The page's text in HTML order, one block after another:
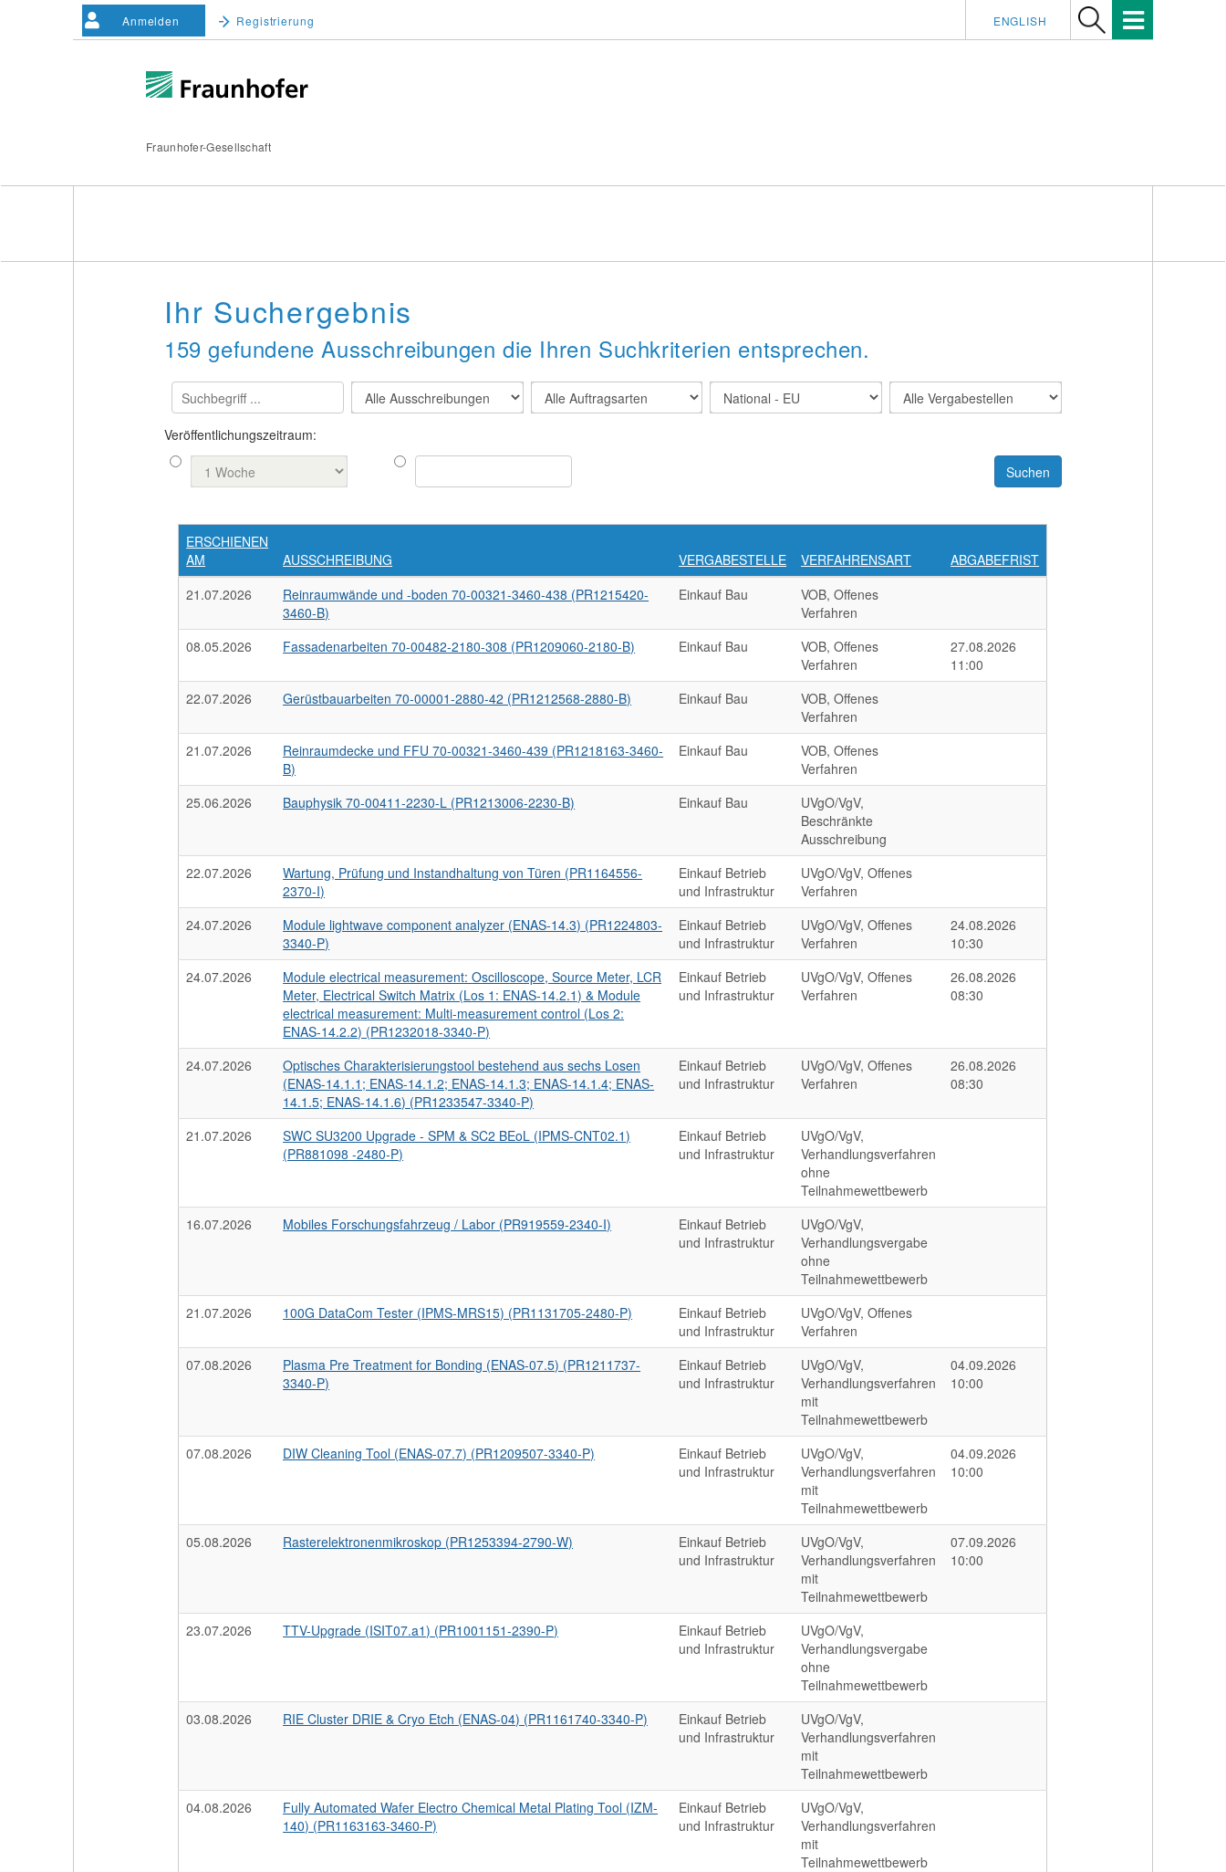
Fraunhofer-Gesellschaft
Anmelden Registrierung ENGLISH
Ihr Suchergebnis
159 gefundene Ausschreibungen die Ihren Suchkriterien entsprechen.
Veröffentlichungszeitraum:
ERSCHIENEN
AM
AUSSCHREIBUNG VERGABESTELLE VERFAHRENSART
ABGABEFRIST
21.07.2026
Reinraumwände und -boden 70-00321-3460-438 (PR1215420-
3460-B)
Einkauf Bau
VOB, Offenes
Verfahren
08.05.2026
Fassadenarbeiten 70-00482-2180-308 (PR1209060-2180-B) Einkauf Bau
VOB, Offenes
Verfahren
27.08.2026
11:00
22.07.2026
Gerüstbauarbeiten 70-00001-2880-42 (PR1212568-2880-B) Einkauf Bau
VOB, Offenes
Verfahren
21.07.2026
Reinraumdecke und FFU 70-00321-3460-439 (PR1218163-3460-
B)
Einkauf Bau
VOB, Offenes
Verfahren
25.06.2026
Bauphysik 70-00411-2230-L (PR1213006-2230-B) Einkauf Bau
UVgO/VgV,
Beschränkte
Ausschreibung
22.07.2026
Wartung, Prüfung und Instandhaltung von Türen (PR1164556-
2370-I)
Einkauf Betrieb
und Infrastruktur
UVgO/VgV, Offenes
Verfahren
24.07.2026
Module lightwave component analyzer (ENAS-14.3) (PR1224803-
3340-P)
Einkauf Betrieb
und Infrastruktur
UVgO/VgV, Offenes
Verfahren
24.08.2026
10:30
24.07.2026
Module electrical measurement: Oscilloscope, Source Meter, LCR
Meter, Electrical Switch Matrix (Los 1: ENAS-14.2.1) & Module
electrical measurement: Multi-measurement control (Los 2:
ENAS-14.2.2) (PR1232018-3340-P)
Einkauf Betrieb
und Infrastruktur
UVgO/VgV, Offenes
Verfahren
26.08.2026
08:30
24.07.2026
Optisches Charakterisierungstool bestehend aus sechs Losen
(ENAS-14.1.1; ENAS-14.1.2; ENAS-14.1.3; ENAS-14.1.4; ENAS-
14.1.5; ENAS-14.1.6) (PR1233547-3340-P)
Einkauf Betrieb
und Infrastruktur
UVgO/VgV, Offenes
Verfahren
26.08.2026
08:30
21.07.2026
SWC SU3200 Upgrade - SPM & SC2 BEoL (IPMS-CNT02.1)
(PR881098 -2480-P)
Einkauf Betrieb
und Infrastruktur
UVgO/VgV,
Verhandlungsverfahren
ohne
Teilnahmewettbewerb
16.07.2026
Mobiles Forschungsfahrzeug / Labor (PR919559-2340-I)
Einkauf Betrieb
und Infrastruktur
UVgO/VgV,
Verhandlungsvergabe
ohne
Teilnahmewettbewerb
21.07.2026
100G DataCom Tester (IPMS-MRS15) (PR1131705-2480-P)
Einkauf Betrieb
und Infrastruktur
UVgO/VgV, Offenes
Verfahren
07.08.2026
Plasma Pre Treatment for Bonding (ENAS-07.5) (PR1211737-
3340-P)
Einkauf Betrieb
und Infrastruktur
UVgO/VgV,
Verhandlungsverfahren
mit
Teilnahmewettbewerb
04.09.2026
10:00
07.08.2026 DIW Cleaning Tool (ENAS-07.7) (PR1209507-3340-P)
Einkauf Betrieb
und Infrastruktur
UVgO/VgV,
Verhandlungsverfahren
mit
Teilnahmewettbewerb
04.09.2026
10:00
05.08.2026 Rasterelektronenmikroskop (PR1253394-2790-W)
Einkauf Betrieb
und Infrastruktur
UVgO/VgV,
Verhandlungsverfahren
mit
Teilnahmewettbewerb
07.09.2026
10:00
23.07.2026 TTV-Upgrade (ISIT07.a1) (PR1001151-2390-P)
Einkauf Betrieb
und Infrastruktur
UVgO/VgV,
Verhandlungsvergabe
ohne
Teilnahmewettbewerb
03.08.2026
RIE Cluster DRIE & Cryo Etch (ENAS-04) (PR1161740-3340-P)
Einkauf Betrieb
und Infrastruktur
UVgO/VgV,
Verhandlungsverfahren
mit
Teilnahmewettbewerb
04.08.2026
Fully Automated Wafer Electro Chemical Metal Plating Tool (IZM-
140) (PR1163163-3460-P)
Einkauf Betrieb
und Infrastruktur
UVgO/VgV,
Verhandlungsverfahren
mit
Teilnahmewettbewerb